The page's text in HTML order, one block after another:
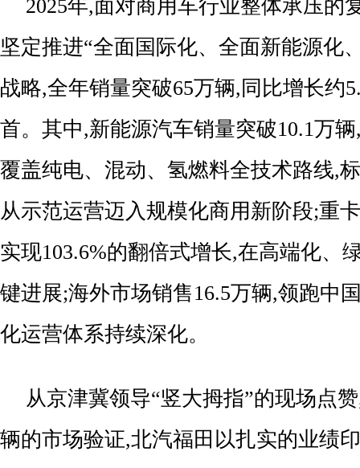
2025年,面对商用车行业整体承压的
坚定推进“全面国际化、全面新能源化
战略,全年销量突破65万辆,同比增长约
首。其中,新能源汽车销量突破10.1万
覆盖纯电、混动、氢燃料全技术路线,
从示范运营迈入规模化商用新阶段;重
实现103.6%的翻倍式增长,在高端化、
键进展;海外市场销售16.5万辆,领跑中
化运营体系持续深化。
从京津冀领导“竖大拇指”的现场点
辆的市场验证,北汽福田以扎实的业绩